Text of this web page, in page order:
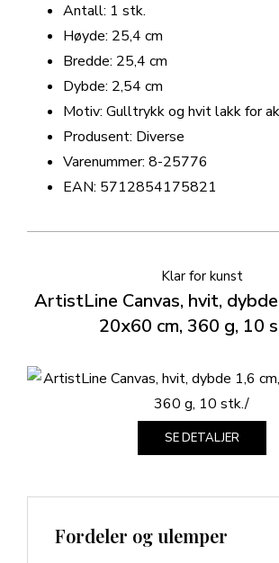
Antall: 1 stk.
Høyde: 25,4 cm
Bredde: 25,4 cm
Dybde: 2,54 cm
Motiv: Gulltrykk og hvit lakk for
Produsent: Diverse
Varenummer: 8-25776
EAN: 5712854175821
Klar for kunst
ArtistLine Canvas, hvit,
20x60 cm, 360 g, 10
Fordeler og ulemper
SE DETALJER